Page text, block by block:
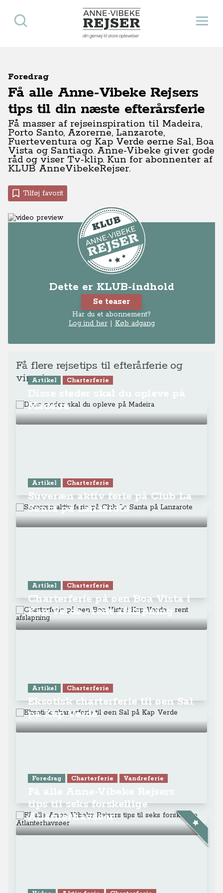
Anne-Vibeke Rejser
din genvej til store oplevelser
Åbn
Søg
Foredrag
Få alle Anne-Vibeke Rejsers
tips til din næste efterårsferie
Få masser af rejseinspiration til Madeira,
Porto Santo, Azorerne, Lanzarote,
Fuerteventura og Kap Verde øerne Sal, Boa
Vista og Santiago. Anne-Vibeke giver gode
råd og viser Tv-klip. Kun for abonnenter af
KLUB AnneVibekeRejser.
Tilføj favorit
Dette er KLUB-indhold
Se teaser
Har du et abonnement?
Log ind her| Køb adgang
Få flere rejsetips til efterårferie og
vinrejser
Artikel Charterferie
Madeira
Artikel Charterferie
Suveræn aktiv ferie på Club La
Santa på Lanzarote
Artikel Charterferie
Charterferie på øen Boa Vista i
Kap Verde - rent afslapning
Artikel Charterferie
Eksotisk charterferie til øen Sal
på Kap Verde
Foredrag Charterferie Vandreferie
tips til seks forskellige
Atlanterhavsøer